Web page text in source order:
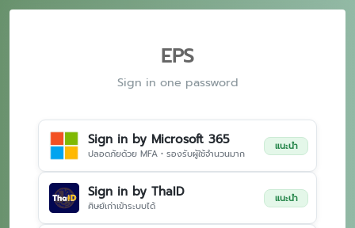
EPS
Sign in one password
Sign in by Microsoft 365
ปลอดภัยด้วย MFA • รองรับผู้ใช้จำนวนมาก
แนะนำ
Sign in by ThaID
ศิษย์เก่าเข้าระบบได้
แนะนำ